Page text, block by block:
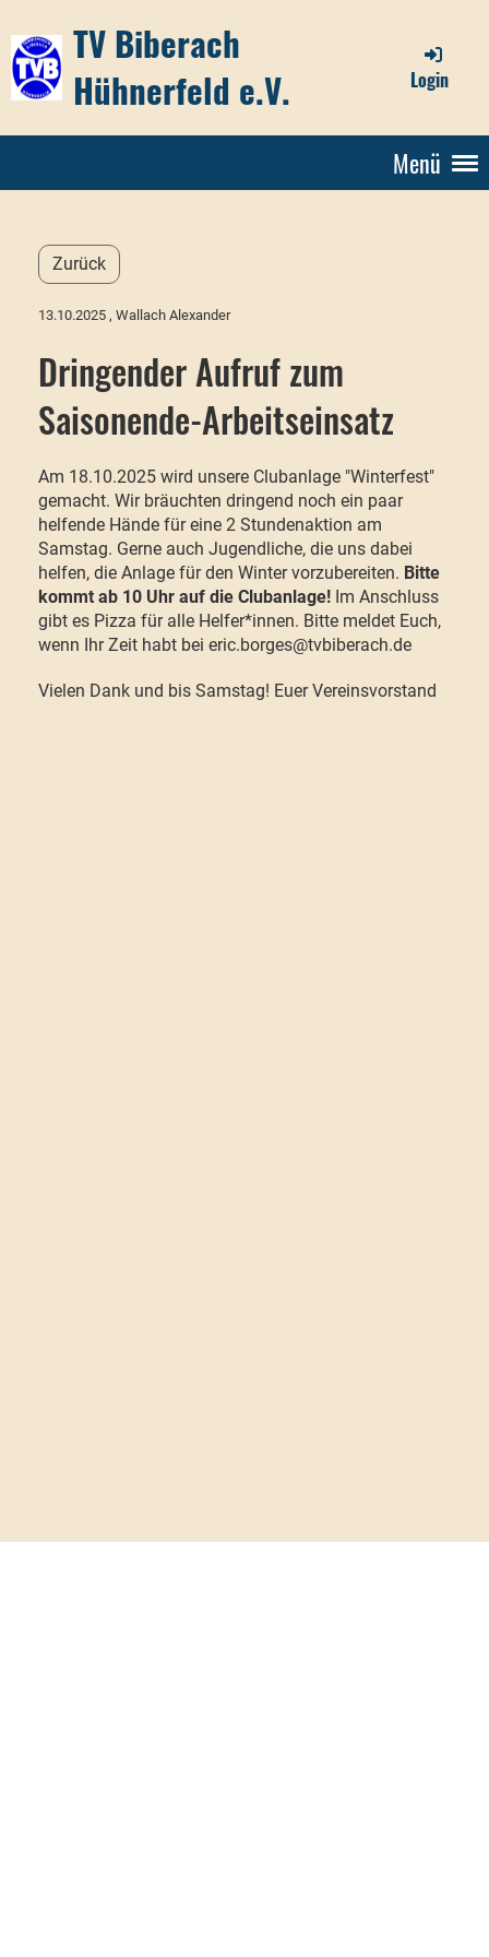
TV Biberach
Hühnerfeld e.V.
Login
Menü
Zurück
13.10.2025 , Wallach Alexander
Dringender Aufruf zum
Saisonende-Arbeitseinsatz
Am 18.10.2025 wird unsere Clubanlage "Winterfest"
gemacht. Wir bräuchten dringend noch ein paar
helfende Hände für eine 2 Stundenaktion am
Samstag. Gerne auch Jugendliche, die uns dabei
helfen, die Anlage für den Winter vorzubereiten. Bitte
kommt ab 10 Uhr auf die Clubanlage! Im Anschluss
gibt es Pizza für alle Helfer*innen. Bitte meldet Euch,
wenn Ihr Zeit habt bei eric.borges@tvbiberach.de
Vielen Dank und bis Samstag! Euer Vereinsvorstand